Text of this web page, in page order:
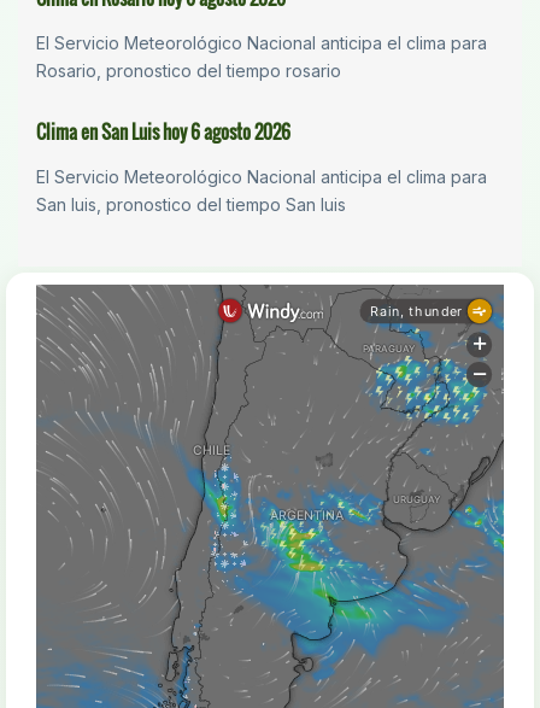
El Servicio Meteorológico Nacional anticipa el clima para
Rosario, pronostico del tiempo rosario
Clima en San Luis hoy 6 agosto 2026
El Servicio Meteorológico Nacional anticipa el clima para
San luis, pronostico del tiempo San luis